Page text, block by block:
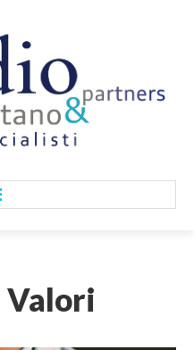
Valori